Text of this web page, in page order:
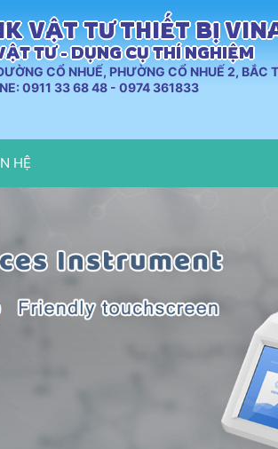
VẬT TƯ THIẾT BỊ
TƯ - DỤNG CỤ THÍ NGHIỆM
CỔ NHUẾ, PHƯỜNG CỔ NHUẾ 2, BẮC
0911 33 68 48 - 0974 361833
HỆ